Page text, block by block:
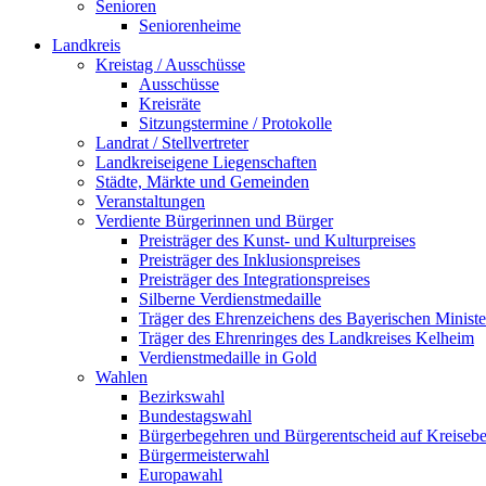
Senioren
Seniorenheime
Landkreis
Kreistag / Ausschüsse
Ausschüsse
Kreisräte
Sitzungstermine / Protokolle
Landrat / Stellvertreter
Landkreiseigene Liegenschaften
Städte, Märkte und Gemeinden
Veranstaltungen
Verdiente Bürgerinnen und Bürger
Preisträger des Kunst- und Kulturpreises
Preisträger des Inklusionspreises
Preisträger des Integrationspreises
Silberne Verdienstmedaille
Träger des Ehrenzeichens des Bayerischen
Träger des Ehrenringes des Landkreises Kelheim
Verdienstmedaille in Gold
Wahlen
Bezirkswahl
Bundestagswahl
Bürgerbegehren und Bürgerentscheid auf
Bürgermeisterwahl
Europawahl